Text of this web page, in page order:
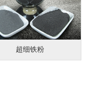
超细铁粉